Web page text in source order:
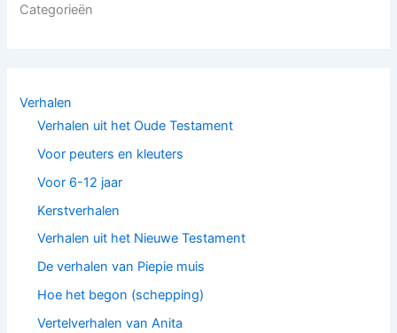
Categorieën
Verhalen
Verhalen uit het Oude Testament
Voor peuters en kleuters
Voor 6-12 jaar
Kerstverhalen
Verhalen uit het Nieuwe Testament
De verhalen van Piepie muis
Hoe het begon (schepping)
Vertelverhalen van Anita